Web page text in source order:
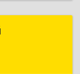
Евгений